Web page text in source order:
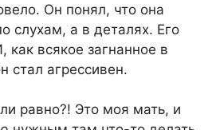
Он понял, что она
слухам, а в деталях. Его
как всякое загнанное в
стал агрессивен.
равно?! Это моя мать, и